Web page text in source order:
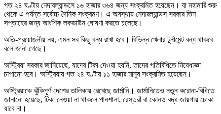
গত ২৪ ঘণ্টায় নেদারল্যান্ডসে ১৬ হাজার ৩৬৪ জন্য সংক্রমিত হয়েছেন। যা মহামারি শুরু
থেকে এ পর্যন্ত সর্বোচ্চ দৈনিক সংক্রমণ। এ অবস্থায় নেদারল্যান্ডস সরকার তিন
সপ্তাহের জন্য আংশিক লকডাউন ঘোষণা করতে চলেছে।
অতি-প্রয়োজনীয় নয়, এমন সব কিছু বন্ধ রাখা হবে। বিভিন্ন খেলার টুর্নামেন্ট বন্ধ থাকবে
বলে জানা গেছে।
অস্ট্রিয়া সরকার জানিয়েছে, যাদের টিকা দেওয়া হয়নি, তাদের গতিবিধিতে নিষেধাজ্ঞা
চাপানো হবে। অস্ট্রিয়ায় গত ২৪ ঘণ্টায় ১১ হাজার মানুষ সংক্রমিত হয়েছেন।
অস্ট্রিয়াকে ঝুঁকিপূর্ণ দেশের তালিকায় রেখেছে জার্মানি। জার্মানিতেও নতুন করোনা-বিধিতে
জানানো হয়েছে, টিকা নেওয়া না থাকলে পানশালা, রেস্তরাঁ বা কোনও বদ্ধ জায়গায় ঢোকা
যাবে না।